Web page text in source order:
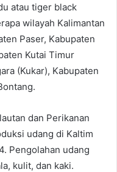
atau tiger black
wilayah Kalimantan
Paser, Kabupaten
Kutai Timur
(Kukar), Kabupaten
dan Perikanan
udang di Kaltim
Pengolahan udang
kulit, dan kaki.